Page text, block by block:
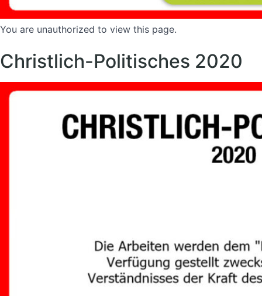
You are unauthorized to view this page.
Christlich-Politisches 2020